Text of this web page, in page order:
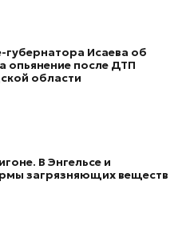
Исаева об
опьянение после ДТП
области
В Энгельсе и
загрязняющих веществ